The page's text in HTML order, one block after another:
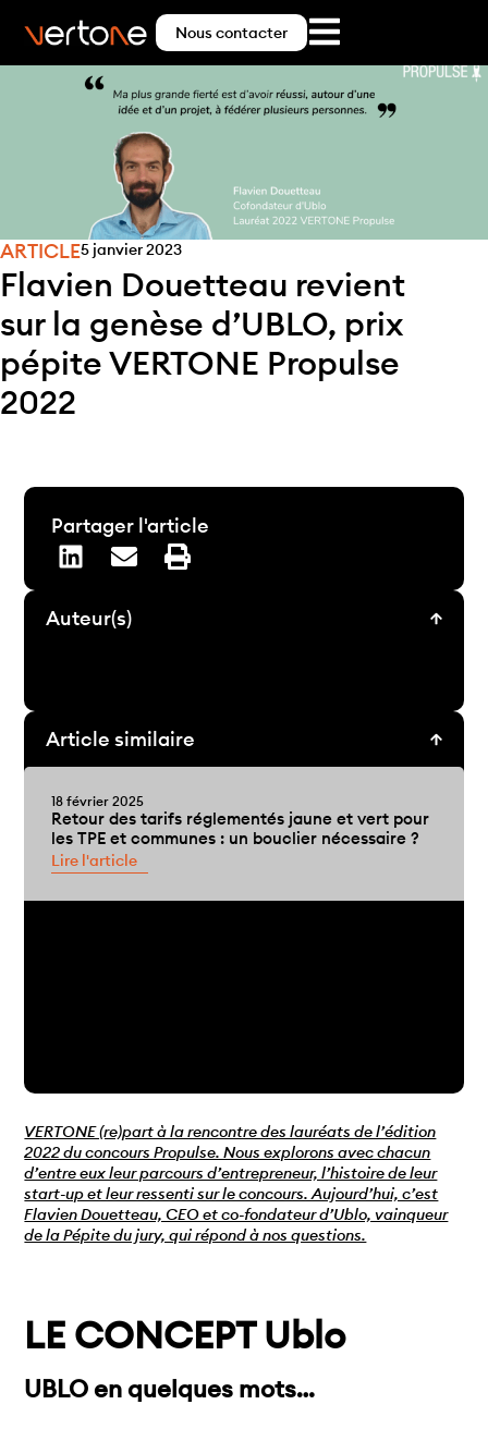
Nous contacter
ARTICLE5 janvier 2023
Flavien Douetteau revient
sur la genèse d’UBLO, prix
pépite VERTONE Propulse
2022
VERTONE (re)part à la rencontre des lauréats de l’édition
2022 du concours Propulse. Nous explorons avec chacun
d’entre eux leur parcours d’entrepreneur, l’histoire de leur
start-up et leur ressenti sur le concours. Aujourd’hui, c’est
Flavien Douetteau, CEO et co-fondateur d’Ublo, vainqueur
de la Pépite du jury, qui répond à nos questions.
LE CONCEPT Ublo
UBLO en quelques mots…
Partager l'article
Auteur(s)
Article similaire
18 février 2025
Retour des tarifs réglementés jaune et vert pour
les TPE et communes : un bouclier nécessaire ?
Lire l'article